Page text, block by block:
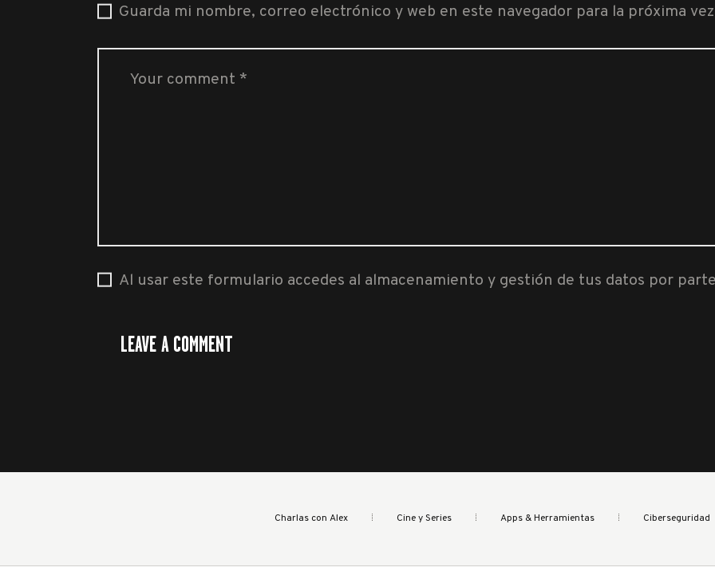
Guarda mi nombre, correo electrónico y web en este navegador para la próxima
Al usar este formulario accedes al almacenamiento y gestión de tus datos por
Charlas con Alex Cine y Series Apps & Herramientas Ciberseguridad